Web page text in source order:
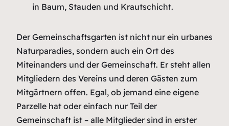
in Baum, Stauden und Krautschicht.
Der Gemeinschaftsgarten ist nicht nur ein urbanes
Naturparadies, sondern auch ein Ort des
Miteinanders und der Gemeinschaft. Er steht allen
Mitgliedern des Vereins und deren Gästen zum
Mitgärtnern offen. Egal, ob jemand eine eigene
Parzelle hat oder einfach nur Teil der
Gemeinschaft ist – alle Mitglieder sind in erster